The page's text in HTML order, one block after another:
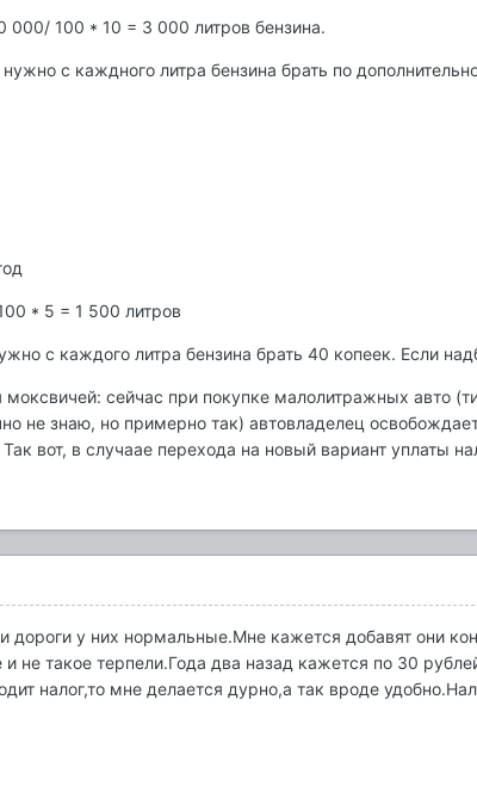
000/ 100 * 10 = 3 000 литров бензина.
с каждного литра бензина брать по
* 5 = 1 500 литров
с каждого литра бензина брать 40 копеек. Если
сейчас при покупке малолитражных авто
не знаю, но примерно так) автовладелец
вот, в случаае перехода на новый вариант уплаты
дороги у них нормальные.Мне кажется добавят они
такое терпели.Года два назад кажется по 30
налог,то мне делается дурно,а так вроде